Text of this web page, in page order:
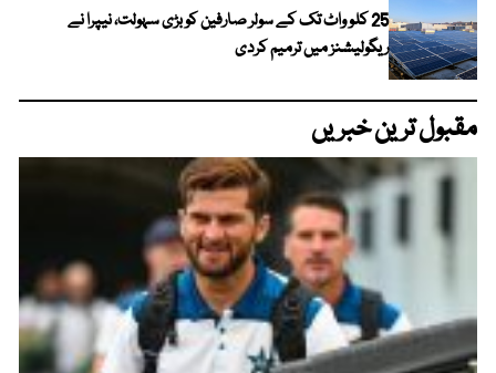
25 کلو واٹ تک کے سولر صارفین کو بڑی سہولت، نیپرا نے
ریگولیشنز میں ترمیم کردی
مقبول ترین خبریں